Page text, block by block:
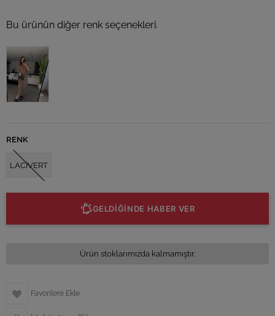
Bu ürünün diğer renk seçenekleri.
Tükendi
RENK
LACİVERT
GELDİĞİNDE HABER VER
Ürün stoklarımızda kalmamıştır.
Favorilere Ekle